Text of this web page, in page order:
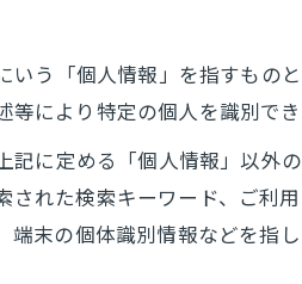
う「個人情報」を指すもの
により特定の個人を識別でき
に定める「個人情報」以外
れた検索キーワード、ご利
末の個体識別情報などを指し